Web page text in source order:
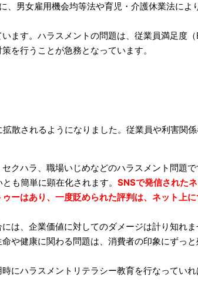
、男女雇用機会均等法や育児・介護休業法に
す。ハラスメントの問題は、従業員満足度
を行うことが急務となっています。
散されるようになりました。従業員や利害関
クハラ、職場いじめなどのハラスメント問題
も簡単に顕在化されます。 SNSで発信された
ーはあり、一度貶められた評判は、ネット上
は、企業価値に対してのダメージは計り知れ
や健康に関わる問題は、消費者の印象にずっ
時にハラスメントリテラシー教育を行なってい